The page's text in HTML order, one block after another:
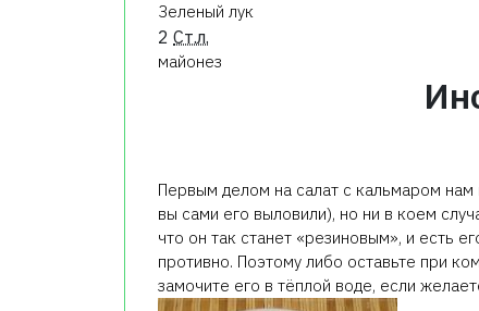
Зеленый лук
2 Ст.л.
майонез
Первым делом на салат с кальмаром нам
вы сами его выловили), но ни в коем
что он так станет «резиновым», и есть
противно. Поэтому либо оставьте при
замочите его в тёплой воде, если